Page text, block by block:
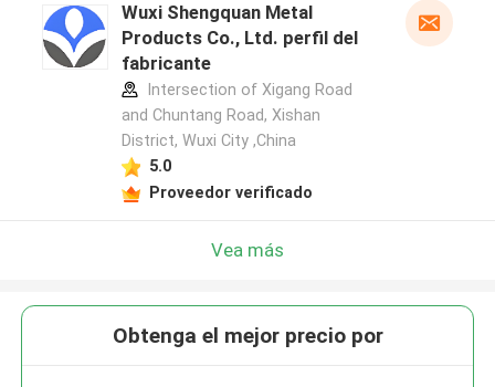
Wuxi Shengquan Metal
Products Co., Ltd. perfil del
fabricante
Intersection of Xigang Road
and Chuntang Road, Xishan
District, Wuxi City ,China
5.0
Proveedor verificado
Vea más
Obtenga el mejor precio por